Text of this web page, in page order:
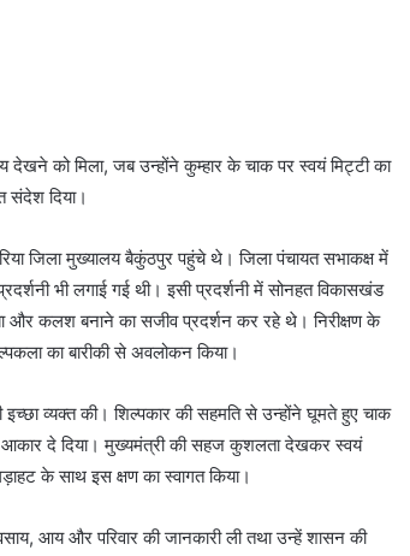
को मिला, जब उन्होंने कुम्हार के चाक पर स्वयं मिट्टी का
संदेश दिया।
जिला मुख्यालय बैकुंठपुर पहुंचे थे। जिला पंचायत सभाकक्ष में
भी लगाई गई थी। इसी प्रदर्शनी में सोनहत विकासखंड
और कलश बनाने का सजीव प्रदर्शन कर रहे थे। निरीक्षण के
का बारीकी से अवलोकन किया।
व्यक्त की। शिल्पकार की सहमति से उन्होंने घूमते हुए चाक
आकार दे दिया। मुख्यमंत्री की सहज कुशलता देखकर स्वयं
के साथ इस क्षण का स्वागत किया।
आय और परिवार की जानकारी ली तथा उन्हें शासन की